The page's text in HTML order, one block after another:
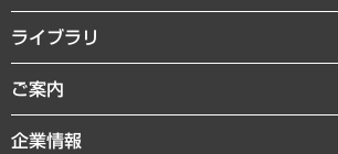
経営戦略
組織・人事戦略
デジタルイノベーション
ライブラリ
経済調査
レポート
コラム
ご案内
セミナー・イベント情報
企業情報